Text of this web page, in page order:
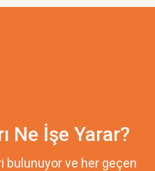
Ne İşe Yarar?
bulunuyor ve her geçen